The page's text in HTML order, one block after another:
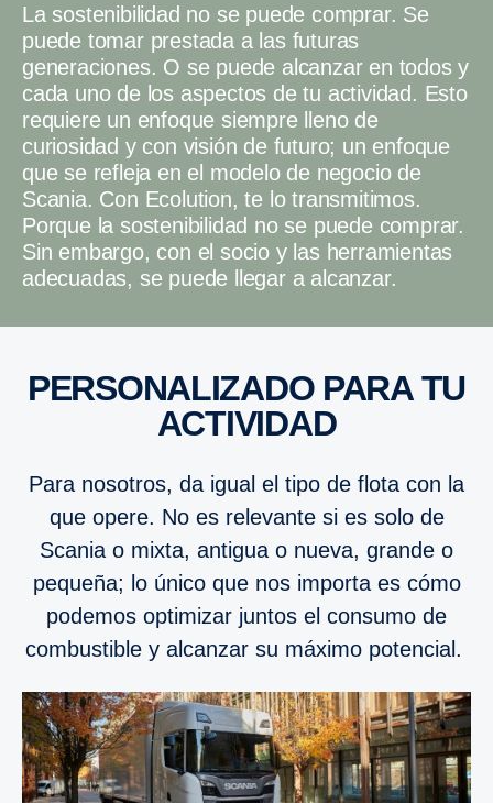
La sostenibilidad no se puede comprar. Se
puede tomar prestada a las futuras
generaciones. O se puede alcanzar en todos y
cada uno de los aspectos de tu actividad. Esto
requiere un enfoque siempre lleno de
curiosidad y con visión de futuro; un enfoque
que se refleja en el modelo de negocio de
Scania. Con Ecolution, te lo transmitimos.
Porque la sostenibilidad no se puede comprar.
Sin embargo, con el socio y las herramientas
adecuadas, se puede llegar a alcanzar.
PERSO­NA­LI­ZADO PARA TU
ACTIVIDAD
Para nosotros, da igual el tipo de flota con la
que opere. No es relevante si es solo de
Scania o mixta, antigua o nueva, grande o
pequeña; lo único que nos importa es cómo
podemos optimizar juntos el consumo de
combustible y alcanzar su máximo potencial.